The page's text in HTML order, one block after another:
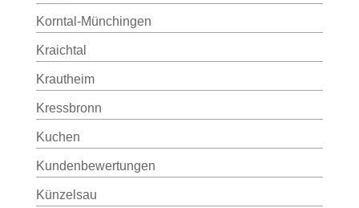
Korntal-Münchingen
Kraichtal
Krautheim
Kressbronn
Kuchen
Kundenbewertungen
Künzelsau